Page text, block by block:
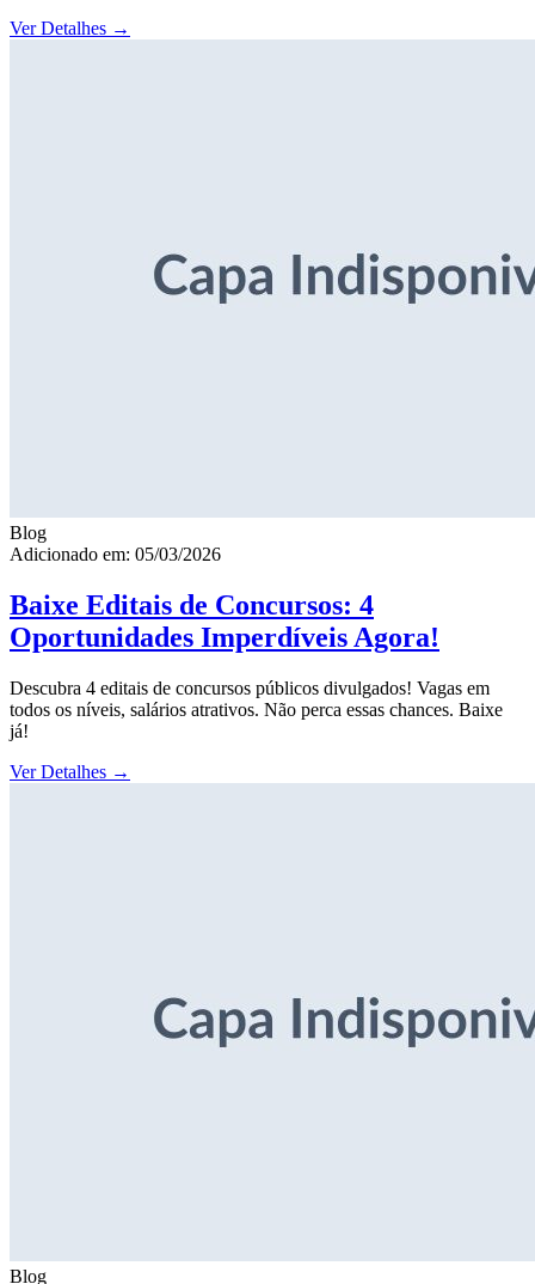
Ver Detalhes →
Blog
Adicionado em: 05/03/2026
Baixe Editais de Concursos: 4
Oportunidades Imperdíveis Agora!
Descubra 4 editais de concursos públicos divulgados! Vagas em
todos os níveis, salários atrativos. Não perca essas chances. Baixe
já!
Ver Detalhes →
Blog